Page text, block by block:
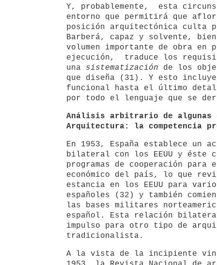
Y, probablemente, esta
entorno que permitirá que
posición arquitectónica culta
Barberá, capaz y solvente,
volumen importante de obra en
ejecución, traduce los
una sistematización de los
que diseña (31). Y esto incluye
funcional hasta el último
por todo el lenguaje que se
Análisis arbitrario de algunas
Arquitectura: la competencia
En 1953, España establece un
bilateral con los EEUU y éste
programas de cooperación
económico del país, lo que
estancia en los EEUU para
españoles (32) y también
las bases militares
español. Esta relación
impulso para otro tipo de
tradicionalista.
A la vista de la incipiente